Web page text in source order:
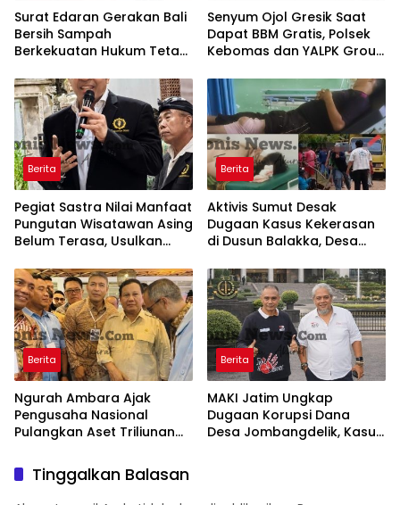
Surat Edaran Gerakan Bali
Bersih Sampah
Berkekuatan Hukum Tetap,
PTUN dan Banding
Senyum Ojol Gresik Saat
Dapat BBM Gratis, Polsek
Kebomas dan YALPK Group
Berita
Pegiat Sastra Nilai Manfaat
Pungutan Wisatawan Asing
Belum Terasa, Usulkan
Digital Dana PWA
Berita
Aktivis Sumut Desak
Dugaan Kasus Kekerasan
di Dusun Balakka, Desa
Tuntas
Berita
Ngurah Ambara Ajak
Pengusaha Nasional
Pulangkan Aset Triliunan
Investor Global
Berita
MAKI Jatim Ungkap
Dugaan Korupsi Dana
Desa Jombangdelik, Kasus
Kejati Jatim
Tinggalkan Balasan